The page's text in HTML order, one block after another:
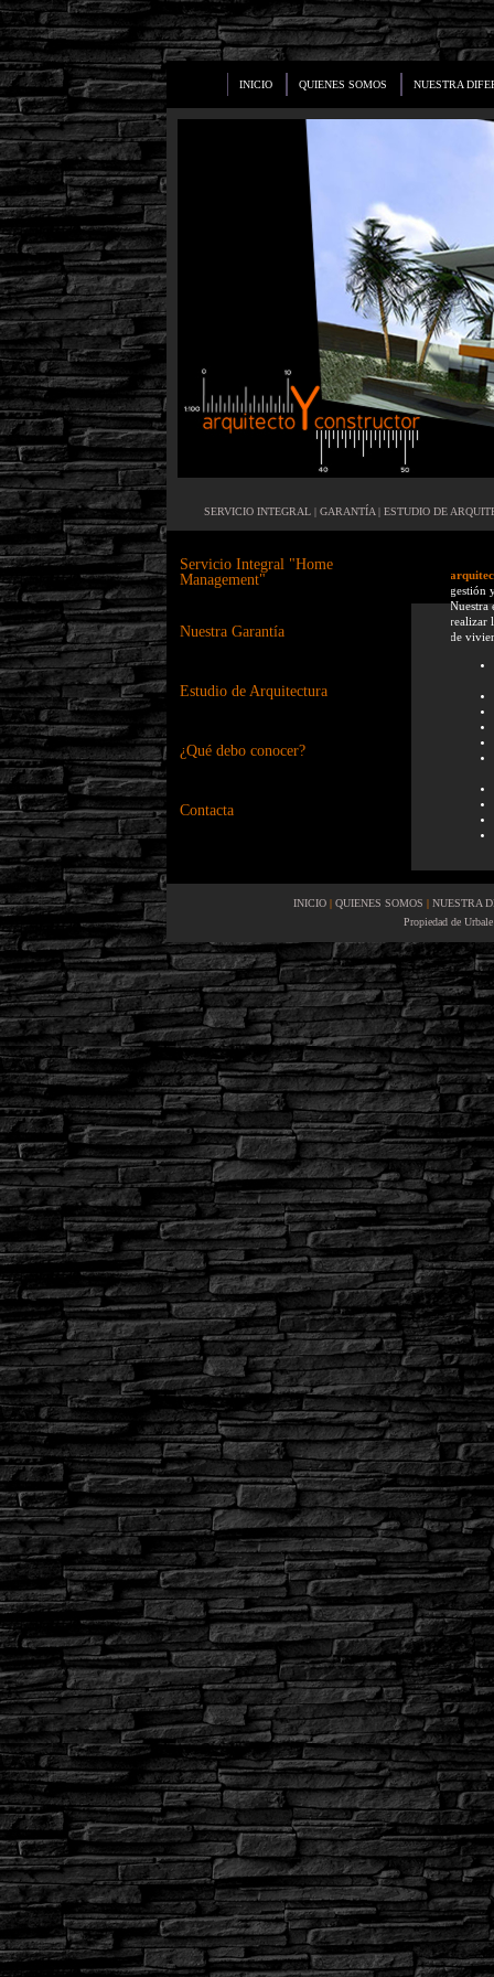
INICIO QUIENES SOMOS NUESTRA
SERVICIO INTEGRAL | GARANTÍA | ESTUDIO DE
Servicio Integral "Home
Management"
Nuestra Garantía
gestión
Nuestra
realizar
de
Estudio de Arquitectura
¿Qué debo conocer?
Contacta
INICIO |QUIENES SOMOS |NUESTRA
Propiedad de